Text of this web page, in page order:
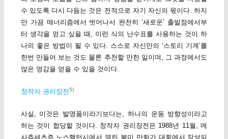
수 있도록 다시 다듬는 것은 전적으로 자기 자신의 몫이다. 하지
만 가끔 매너리즘에서 벗어나서 완전히 ‘새로운’ 출발점에서부
터 생각을 얻고 싶을 때, 이런 식의 난수표를 사용하는 것이 하
나의 좋은 방법이 될 수 있다. 스스로 자신만의 ‘스토리 기계’를
한번 만들어 보는 것도 물론 추천할 만한 일이며, 그 과정에서도
많은 영감을 얻을 수 있을 것이다.
창작자 권리장전5)
사실, 이것은 발명품이라기보다는, 하나의 운동 방향성이라고
하는 것이 합당할 것이다. 창작자 권리장전은 1988년 11월, 메
사츄세츠주 노스햄턴시에서 열린 북미 만화가 대회에서 작성되